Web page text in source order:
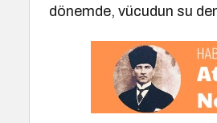
dönemde, vücudun su